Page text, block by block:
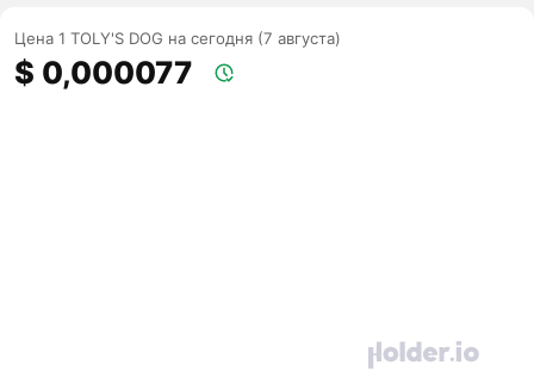
Цена 1 TOLY'S DOG на сегодня (7 августа)
$ 0,000077